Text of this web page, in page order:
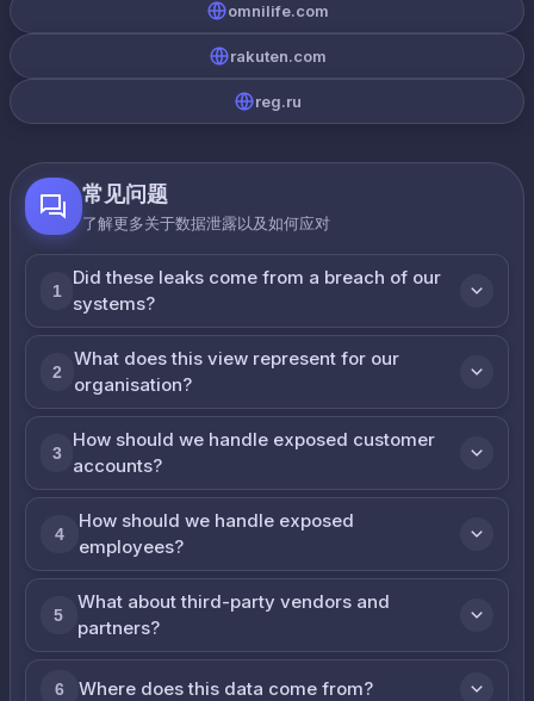
omnilife.com
rakuten.com
reg.ru
常见问题
了解更多关于数据泄露以及如何应对
1
Did these leaks come from a breach of our
systems?
2
What does this view represent for our
organisation?
3
How should we handle exposed customer
accounts?
4
How should we handle exposed
employees?
5
What about third-party vendors and
partners?
6 Where does this data come from?